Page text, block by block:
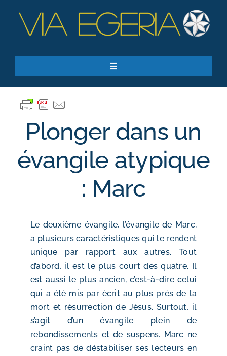
contenu
Toggle
Accueil
Ressources
Qui sommes-nous ?
Je donne
RECHERCHER:
Plonger dans un
évangile atypique
: Marc
Le deuxième évangile, l’évangile de Marc,
a plusieurs caractéristiques qui le rendent
unique par rapport aux autres. Tout
d’abord, il est le plus court des quatre. Il
est aussi le plus ancien, c’est-à-dire celui
qui a été mis par écrit au plus près de la
mort et résurrection de Jésus. Surtout, il
s’agit d’un évangile plein de
rebondissements et de suspens. Marc ne
craint pas de déstabiliser ses lecteurs en